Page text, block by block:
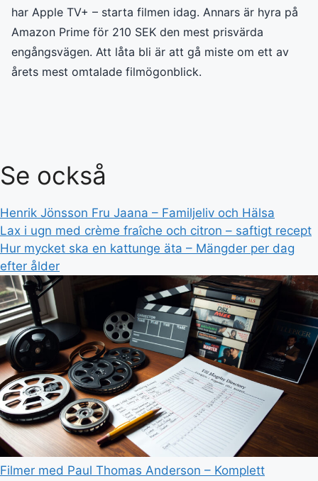
har Apple TV+ – starta filmen idag. Annars är hyra på
Amazon Prime för 210 SEK den mest prisvärda
engångsvägen. Att låta bli är att gå miste om ett av
årets mest omtalade filmögonblick.
Se också
Henrik Jönsson Fru Jaana – Familjeliv och Hälsa
Lax i ugn med crème fraîche och citron – saftigt recept
Hur mycket ska en kattunge äta – Mängder per dag
efter ålder
Filmer med Paul Thomas Anderson – Komplett